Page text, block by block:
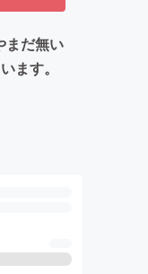
まだ無い
ます。